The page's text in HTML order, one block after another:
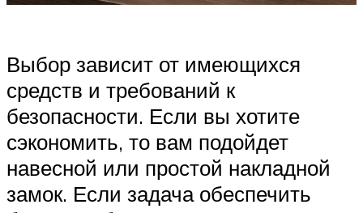
Выбор зависит от имеющихся
средств и требований к
безопасности. Если вы хотите
сэкономить, то вам подойдет
навесной или простой накладной
замок. Если задача обеспечить